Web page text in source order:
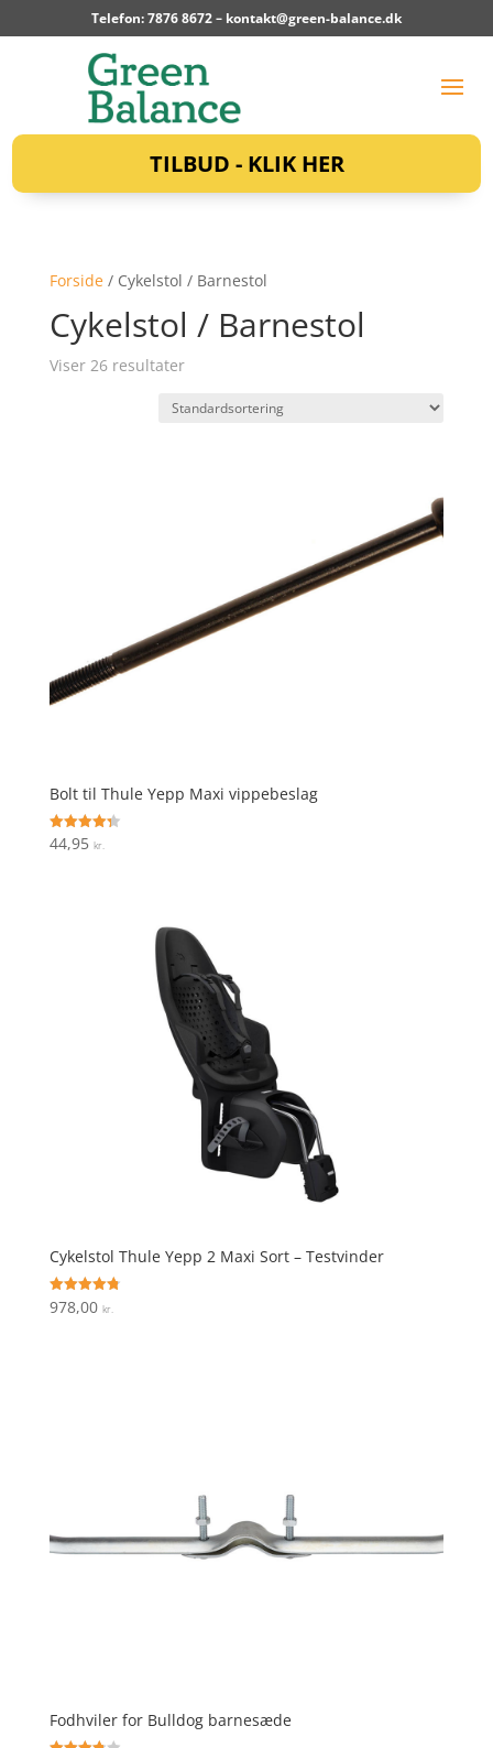
Telefon: 7876 8672 – kontakt@green-balance.dk
TILBUD - KLIK HER
Forside/ Cykelstol / Barnestol
Cykelstol / Barnestol
Viser 26 resultater
Bolt til Thule Yepp Maxi vippebeslag
Vurderet
4.3
44,95 kr.
Cykelstol Thule Yepp 2 Maxi Sort – Testvinder
Vurderet
4.8
978,00 kr.
Fodhviler for Bulldog barnesæde